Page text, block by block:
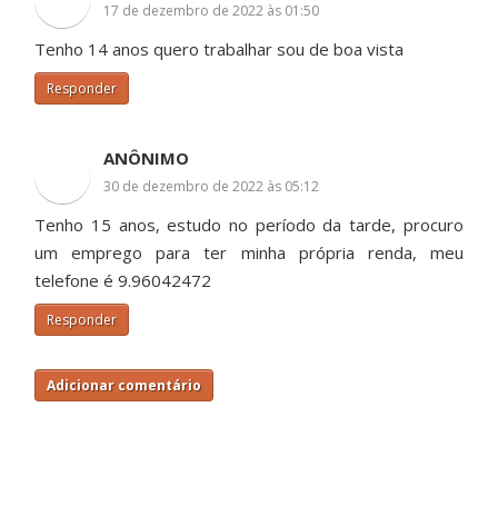
17 de dezembro de 2022 às 01:50
Tenho 14 anos quero trabalhar sou de boa vista
Responder
ANÔNIMO
30 de dezembro de 2022 às 05:12
Tenho 15 anos, estudo no período da tarde, procuro
um emprego para ter minha própria renda, meu
telefone é 9.96042472
Responder
Adicionar comentário